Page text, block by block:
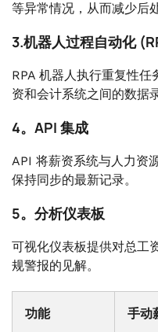
等异常情况，从而减少后
3.机器人过程自动化
RPA 机器人执行重复性
资和会计系统之间的数据
4。API 集成
API 将薪资系统与人力资
保持同步的最新记录。
5。分析仪表板
可视化仪表板提供对总工
规警报的见解。
功能 手动